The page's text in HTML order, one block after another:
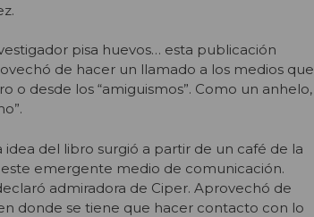
pisa huevos… esta publicación
de hacer un llamado a los medios que
o desde los “amiguismos”. Como un anhelo,
del libro surgió a partir de un café de la
emergente medio de comunicación.
admiradora de Ciper. Aprovechó de
donde se tiene que hacer contacto con lo